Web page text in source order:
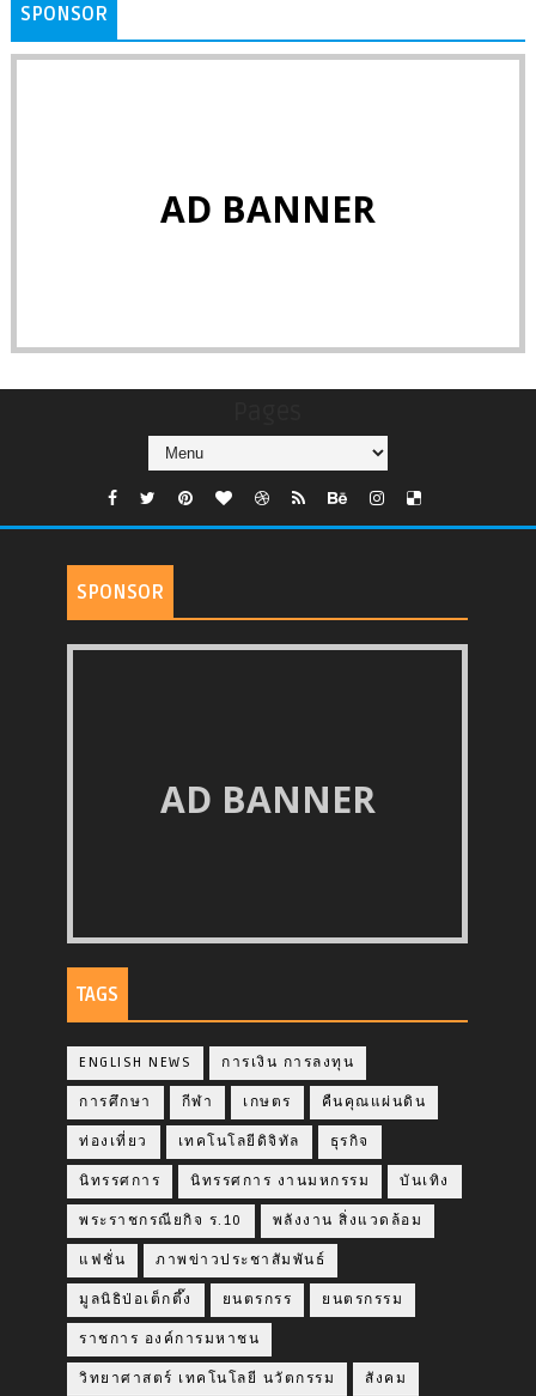
SPONSOR
AD BANNER
SPONSOR
AD BANNER
TAGS
ENGLISH NEWS การเงิน การลงทุน
การศึกษา กีฬา เกษตร คืนคุณแผ่นดิน
ท่องเที่ยว เทคโนโลยีดิจิทัล ธุรกิจ
นิทรรศการ นิทรรศการ งานมหกรรม บันเทิง
พระราชกรณียกิจ ร.10 พลังงาน สิ่งแวดล้อม
แฟชั่น ภาพข่าวประชาสัมพันธ์
มูลนิธิป่อเต็กตึ๊ง ยนตรกรร ยนตรกรรม
ราชการ องค์การมหาชน
วิทยาศาสตร์ เทคโนโลยี นวัตกรรม สังคม